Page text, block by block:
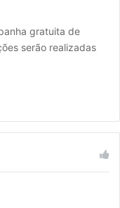
gratuita de
serão realizadas